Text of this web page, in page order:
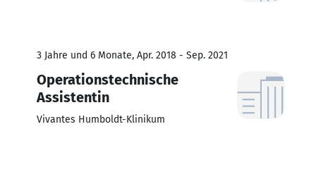
3 Jahre und 6 Monate, Apr. 2018 - Sep. 2021
Operationstechnische
Assistentin
Vivantes Humboldt-Klinikum